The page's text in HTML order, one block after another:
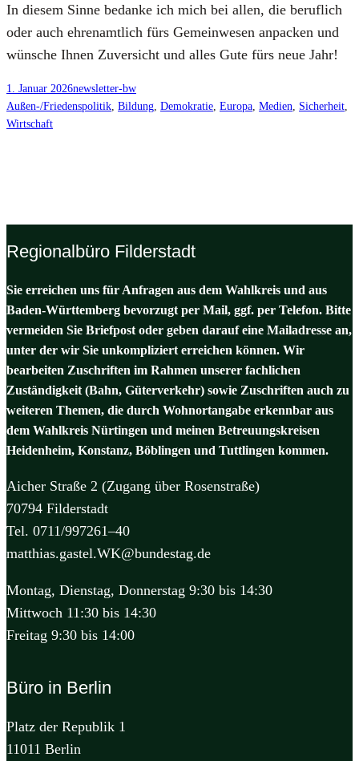
In die­sem Sin­ne bedan­ke ich mich bei allen, die beruf­lich
oder auch ehren­amt­lich fürs Gemein­we­sen anpa­cken und
wün­sche Ihnen Zuver­sicht und alles Gute fürs neue Jahr!
1. Januar 2026newsletter-bw
Außen-/Friedenspolitik Bildung Demokratie Europa Medien Sicherheit
Wirtschaft
Regionalbüro Filderstadt
Sie erreichen uns für Anfragen aus dem Wahlkreis und aus
Baden-Württemberg bevorzugt per Mail, ggf. per Telefon. Bitte
vermeiden Sie Briefpost oder geben darauf eine Mailadresse an,
unter der wir Sie unkompliziert erreichen können. Wir
bearbeiten Zuschriften im Rahmen unserer fachlichen
Zuständigkeit (Bahn, Güterverkehr) sowie Zuschriften auch zu
weiteren Themen, die durch Wohnortangabe erkennbar aus
dem Wahlkreis Nürtingen und meinen Betreuungskreisen
Heidenheim, Konstanz, Böblingen und Tuttlingen kommen.
Aicher Straße 2 (Zugang über Rosenstraße)
70794 Filderstadt
Tel. 0711/997261–40
matthias.gastel.WK@bundestag.de
Montag, Dienstag, Donnerstag 9:30 bis 14:30
Mittwoch 11:30 bis 14:30
Freitag 9:30 bis 14:00
Büro in Berlin
Platz der Republik 1
11011 Berlin